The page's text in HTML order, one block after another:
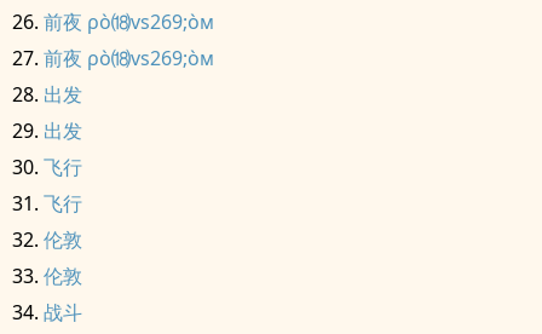
前夜 ρò⒅vs269;òм
前夜 ρò⒅vs269;òм
出发
出发
飞行
飞行
伦敦
伦敦
战斗